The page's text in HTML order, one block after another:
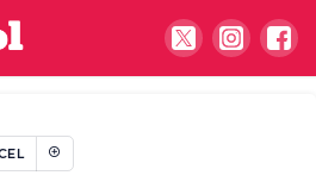
Genel Merkezi’nde